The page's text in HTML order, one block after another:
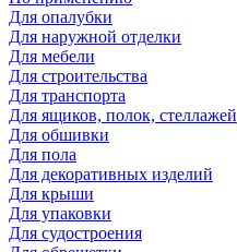
Для опалубки
Для наружной отделки
Для мебели
Для строительства
Для транспорта
Для ящиков, полок, стеллажей
Для обшивки
Для пола
Для декоративных изделий
Для крыши
Для упаковки
Для судостроения